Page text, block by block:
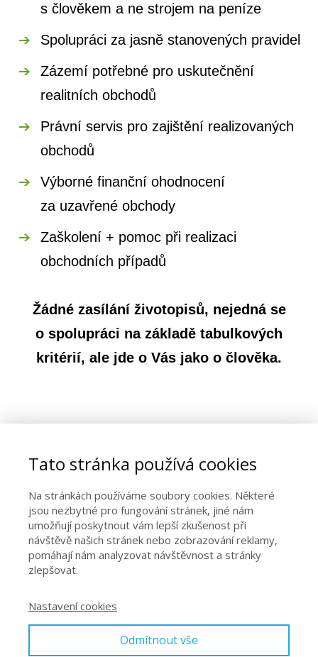
s člověkem a ne strojem na peníze
Spolupráci za jasně stanovených pravidel
Zázemí potřebné pro uskutečnění
realitních obchodů
Právní servis pro zajištění realizovaných
obchodů
Výborné finanční ohodnocení
za uzavřené obchody
Zaškolení + pomoc při realizaci
obchodních případů
Žádné zasílání životopisů, nejedná se
o spolupráci na základě tabulkových
kritérií, ale jde o Vás jako o člověka.
Vaše osobní údaje budou použity pouze pro účely vyřešení
Zásady zpracování osobních údajů
Tato stránka používá cookies
Na stránkách používáme soubory cookies. Některé
jsou nezbytné pro fungování stránek, jiné nám
umožňují poskytnout vám lepší zkušenost při
návštěvě našich stránek nebo zobrazování reklamy,
pomáhají nám analyzovat návštěvnost a stránky
zlepšovat.
Nastavení cookies
Odmítnout vše